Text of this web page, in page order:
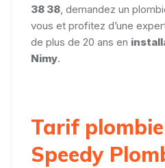
38 38 , demandez un
vous et profitez d’une
de plus de 20 ans en
Nimy.
Tarif
Speedy